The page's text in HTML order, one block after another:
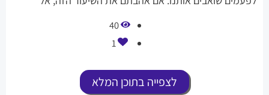
40
1
לצפייה בתוכן המלא